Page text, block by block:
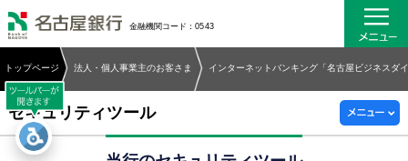
名古屋銀行
金融機関コード：0543
トップページ 法人・個人事業主のお客さま インターネットバンキング「名古屋ビジネスダ
セキュリティツール